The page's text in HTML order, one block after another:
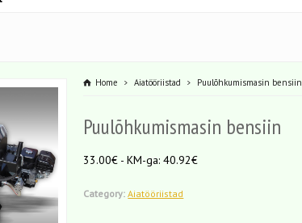
Home Aiatööriistad Puulõhkumismasin bensiin
Puulõhkumismasin bensiin
33.00€ - KM-ga: 40.92€
Category: Aiatööriistad